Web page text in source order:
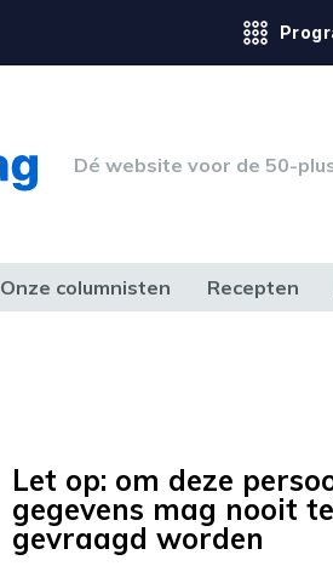
Dé website voor de 50-
Onze columnisten Recepten
Let op: om deze
gegevens mag nooit
gevraagd worden